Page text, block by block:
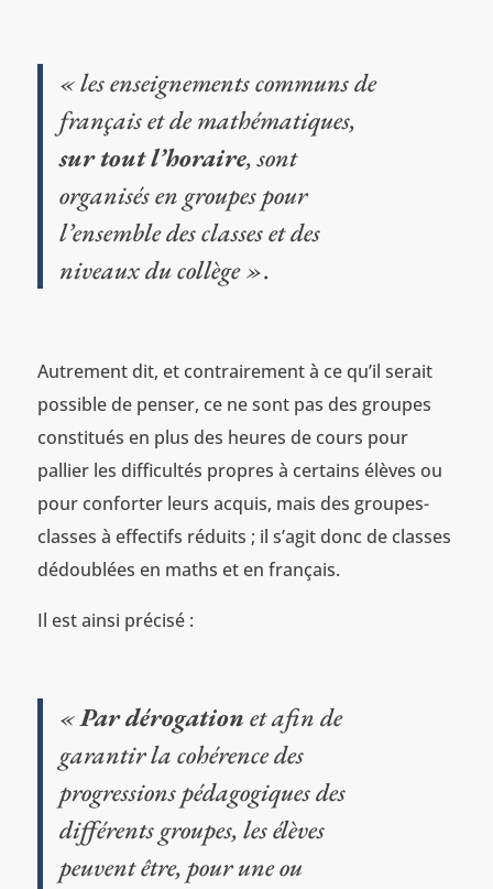
« les enseignements communs de
français et de mathématiques,
sur tout l’horaire, sont
organisés en groupes pour
l’ensemble des classes et des
niveaux du collège ».
Autrement dit, et contrairement à ce qu’il serait
possible de penser, ce ne sont pas des groupes
constitués en plus des heures de cours pour
pallier les difficultés propres à certains élèves ou
pour conforter leurs acquis, mais des groupes-
classes à effectifs réduits ; il s’agit donc de classes
dédoublées en maths et en français.
Il est ainsi précisé :
«Par dérogation et afin de
garantir la cohérence des
progressions pédagogiques des
différents groupes, les élèves
peuvent être, pour une ou